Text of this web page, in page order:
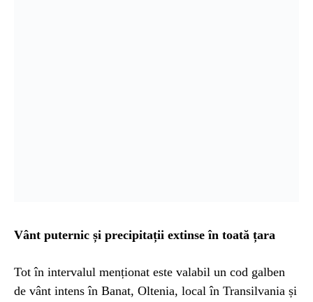
Vânt puternic și precipitații extinse în toată țara
Tot în intervalul menționat este valabil un cod galben
de vânt intens în Banat, Oltenia, local în Transilvania și